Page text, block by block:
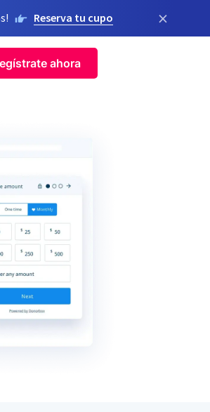
Reserva tu cupo ×
ahora